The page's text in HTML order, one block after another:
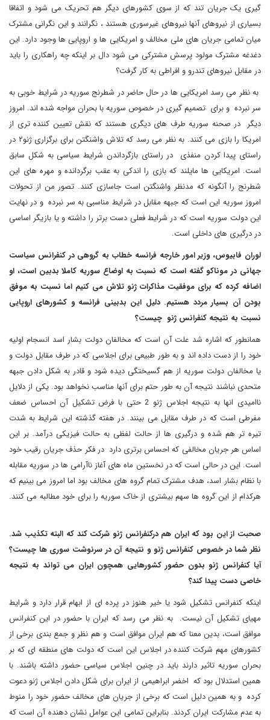
گیری یک جریان تند که از سوی کشورهای دیگر هم تحریک می شود و اتفاقا
بسیاری از نیروهای آنها نیروهای غیرسوری هستند ، نگرانند و این نگرانی مشترک
میان تمامی جریان های ملی مخالف و امریکایی ها و اروپایی ها وجود دارد. این
دغدغه مشترک مولود پرسش مشترکی می شود دال بر اینکه چه راهکاری را باید
در مقابل نیروهای تندرو و افراطی به کار گرفت؟
به نظر می رسد امریکایی ها در حال حاضر در شطرنج سوریه در شرایط خوبی به
سر نبرده و برای تصمیم گیری در خصوص سوریه با بحران مواجه شده اند. امروز
دیگر در صحنه سوریه طرف های دیگری هستند که نقش تعیین کننده تری از
امریکا را بازی می کنند. به نظر می رسد که تلاش واشنگتن برای برگزاری ژنو۲ در
راستای پیدا کردن منفذی در راستای بازگرداندن شرایط سیاسی به شکل سابق
است. امریکایی ها مایلند که بازی را اندکی به عقب برگردانده و مهره های این
شطرنج را آنگونه که مدنظر واشنگتن است جاسازی کنند. تصور من از تحولات
امروز سوریه این است که جبهه مقابل در شرایط مناسبی به سر نبرده و در نهایت
این دولت سوریه است که در شرایط فعلی دست برتر را داشته و یا بازیگر اساسی
در درگیری های داخلی است.
لوران فابیوس، وزیر امور خارجه فرانسه خطاب به گروهی در کنفرانس سیاست
جهانی در موناکو گفته است که نسبت به اوضاع سوریه کاملا بدبین است، او
اضافه کرده که برای موفقیت مذاکرات ژنو تلاش می کنیم اما نسبت به موفق
بودن آن بسیار مردد هستیم. دلیل این بدبینی فرانسه و کشورهای اروپایی
نسبت به نتیجه کنفرانس ژنو چیست؟
همانطور که اشاره شد علت آن است که مخالفان دولت بشار اسد انسجام اولیه
خود را از دست داده اند و به طور طبیعی برای اجلاسی که در طرف مقابل دولت و
یا مخالفان دولت سوریه از هم گسیختگی دیده شود و قادر به شکل دادن جبهه
متحدی نباشند نتیجه آن به طور حتم برای آنها مناسب نخواهد بود. یکی از دلایل
ناامیدی انها به نتیجه اجلاس ژنو 2 حتی با فرض تشکیل آن احساس ضعف
مفرطی است که در طرف مقابل می بینند. در هفته گذشته این شرایط به شدت
تیره تر هم شده و درگیری ها از حالت لفظی به حالت فیزیکی درآمد. بر این
اساس هر جریان مخالفی که احساس برتری دارد در فکر حذف جریان رقیب خود
است. این در حالی است که در نخستین ماه های آغاز ناآرامی ها در سوریه مقابله
با نظام بشار اسد، هدف مشترک تمام گروه های مخالف بود اما امروز می بینیم که
هرکدام از این گروه ها سهم بیشتری از خاک سوریه را برای خود مطالبه می کنند.
صحبت از این بود که ایران هم درکنفرانس ژنو شرکت کند که البته تکذیب شد.
نظر شما در خصوص کنفرانس ژنو و نتیجه آن در سرنوشت سوری ها چیست؟
آیا کنفرانس ژنو بدون حضور کشورهایی همچون ایران می تواند به نتیجه
خاصی دست پیدا کند؟
اینکه کنفرانس تشکیل شود یا خیر هنوز در پرده ای از ابهام قرار دارد و شرایط
مهیای تشکیل آن نیست. به نظر می رسد که ایران با حضور در این کنفرانس
موافق است، بدین معنا که هم ایران موافق است و هم نظر و جمع بندی برخی از
کشورهای مهم شرکت کننده در اجلاس این است که دولت های منطقه ای که بر
بحران سوریه تاثیر دارند باید در چنین اجلاس سیاسی حضور داشته باشند. با
همین استدلال بود که اخضر ابراهیمی از ایران برای شکل دادن اجلاس ژنو دعوت
کرده و به همین دلیل است که برخی از جریان های مخالف حضور خود را منوط
به عدم مشارکت ایران کردند. بنابراین تمامی این عوامل نشان دهنده آن است که